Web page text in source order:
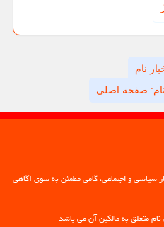
نام
صفحه اصلی